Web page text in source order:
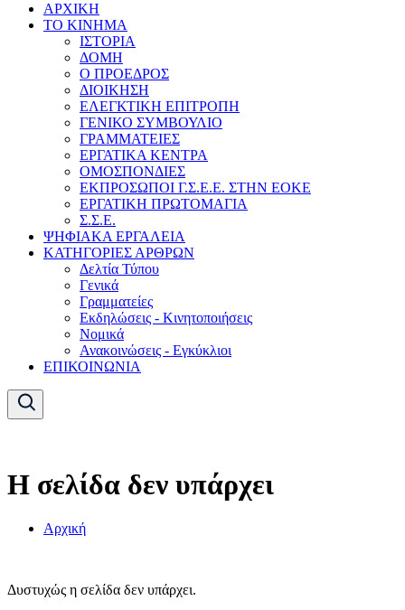
ΑΡΧΙΚΗ
ΤΟ ΚΙΝΗΜΑ
ΙΣΤΟΡΙΑ
ΔΟΜΗ
Ο ΠΡΟΕΔΡΟΣ
ΔΙΟΙΚΗΣΗ
ΕΛΕΓΚΤΙΚΗ ΕΠΙΤΡΟΠΗ
ΓΕΝΙΚΟ ΣΥΜΒΟΥΛΙΟ
ΓΡΑΜΜΑΤΕΙΕΣ
ΕΡΓΑΤΙΚΑ ΚΕΝΤΡΑ
ΟΜΟΣΠΟΝΔΙΕΣ
ΕΚΠΡΟΣΩΠΟΙ Γ.Σ.Ε.Ε. ΣΤΗΝ ΕΟΚΕ
ΕΡΓΑΤΙΚΗ ΠΡΩΤΟΜΑΓΙΑ
Σ.Σ.Ε.
ΨΗΦΙΑΚΑ ΕΡΓΑΛΕΙΑ
ΚΑΤΗΓΟΡΙΕΣ ΑΡΘΡΩΝ
Δελτία Τύπου
Γενικά
Γραμματείες
Εκδηλώσεις - Κινητοποιήσεις
Νομικά
Ανακοινώσεις - Εγκύκλιοι
ΕΠΙΚΟΙΝΩΝΙΑ
Η σελίδα δεν υπάρχει
Αρχική
Δυστυχώς η σελίδα δεν υπάρχει.